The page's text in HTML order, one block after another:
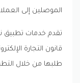
الموصلين إلى
تقدم خدمات تطبيق
قانون التجارة
طلبها من خلال